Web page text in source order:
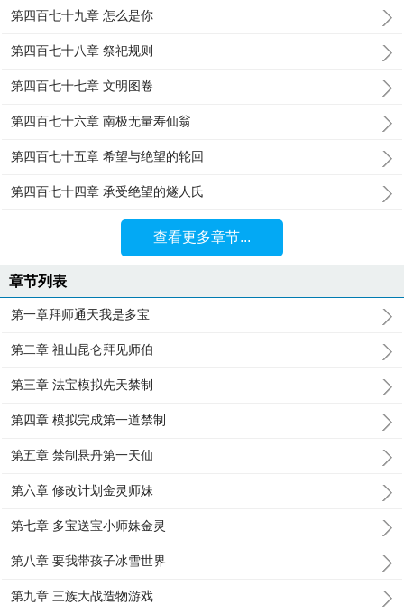
第四百七十九章 怎么是你
第四百七十八章 祭祀规则
第四百七十七章 文明图卷
第四百七十六章 南极无量寿仙翁
第四百七十五章 希望与绝望的轮回
第四百七十四章 承受绝望的燧人氏
查看更多章节...
章节列表
第一章拜师通天我是多宝
第二章 祖山昆仑拜见师伯
第三章 法宝模拟先天禁制
第四章 模拟完成第一道禁制
第五章 禁制悬丹第一天仙
第六章 修改计划金灵师妹
第七章 多宝送宝小师妹金灵
第八章 要我带孩子冰雪世界
第九章 三族大战造物游戏